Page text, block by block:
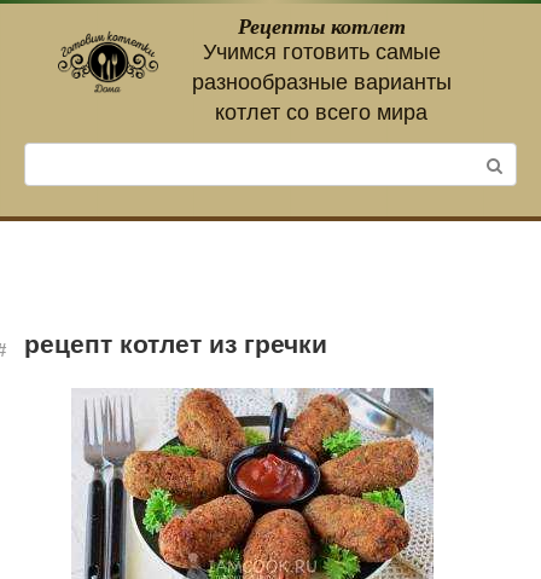
контенту
Рецепты котлет
Учимся готовить самые
разнообразные варианты
котлет со всего мира
рецепт котлет из гречки